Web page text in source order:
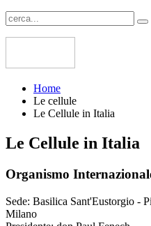
Home
Le cellule
Le Cellule in Italia
Le Cellule in Italia
Organismo
Sede: Basilica Sant'Eustorgio -
Milano